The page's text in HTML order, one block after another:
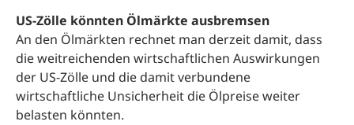
US-Zölle könnten Ölmärkte ausbremsen
An den Ölmärkten rechnet man derzeit damit, dass
die weitreichenden wirtschaftlichen Auswirkungen
der US-Zölle und die damit verbundene
wirtschaftliche Unsicherheit die Ölpreise weiter
belasten könnten.